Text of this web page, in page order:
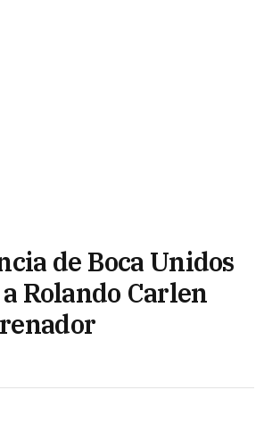
de Boca Unidos
Rolando Carlen